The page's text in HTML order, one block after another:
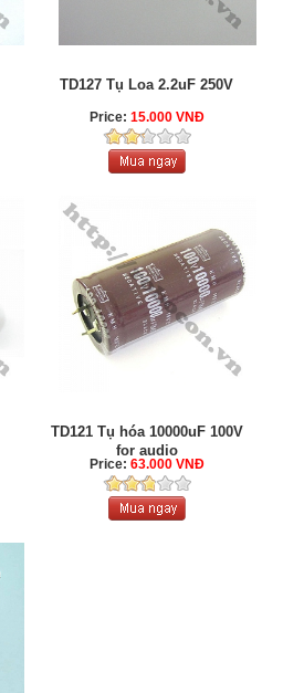
TD127 Tụ Loa 2.2uF 250V
Price: 15.000 VNĐ
TD121 Tụ hóa 10000uF 100V
for audio
Price: 63.000 VNĐ